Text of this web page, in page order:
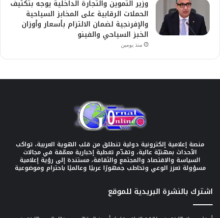
وزير التموين والتجارة الداخلية يوجه بتكثيف
الحملات الرقابية على المخابز السياحية
والإفرنجية لضمان الالتزام بأسعار وأوزان
الخبز السياحي والفينو
منذ يومين
منصة إعلامية إلكترونية دولية تنطلق من قلب الهوية العربية، تواكب
الأحداث بمهنيّة عالية، وتقدّم تغطية إخبارية معمّقة في مجالات
السياسة والاقتصاد والمجتمع والثقافة، مستندة إلى رؤية إعلامية
مسؤولة تعزز الوعي وتخاطب جمهورًا عربيًا وعالميًا باحترام وموضوعية
اشترك بالنشرة البريدية للموقع